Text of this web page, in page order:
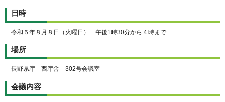
日時
令和５年８月８日（火曜日） 午後1時30分から４時まで
場所
長野県庁 西庁舎 302号会議室
会議内容